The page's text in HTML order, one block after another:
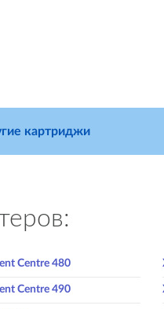
картриджи
Centre 480
Centre 490